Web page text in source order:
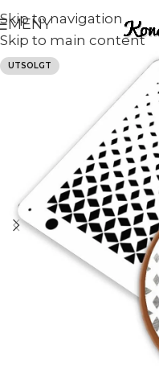
Skip to navigation
Skip to main content
MENY
UTSOLGT